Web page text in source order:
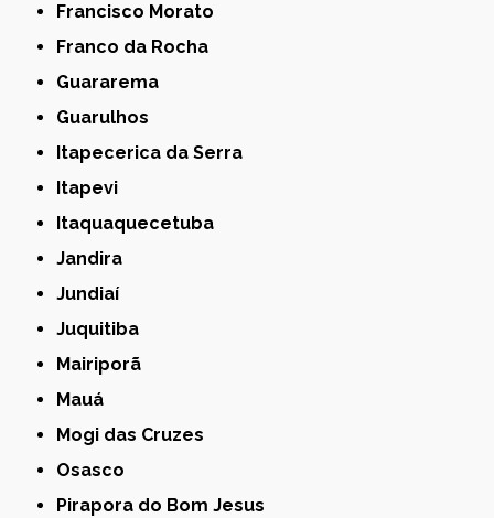
Francisco Morato
Franco da Rocha
Guararema
Guarulhos
Itapecerica da Serra
Itapevi
Itaquaquecetuba
Jandira
Jundiaí
Juquitiba
Mairiporã
Mauá
Mogi das Cruzes
Osasco
Pirapora do Bom Jesus